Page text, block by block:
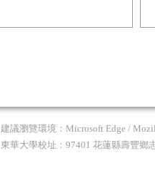
建議瀏覽環境：Microsoft Edge /
東華大學校址：97401 花蓮縣壽豐鄉